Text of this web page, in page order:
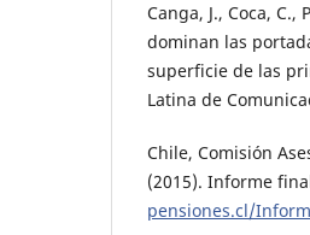
Canga, J., Coca, C.,
dominan las
superficie de las
Latina de
Chile, Comisión
(2015). Informe
pensiones.cl/